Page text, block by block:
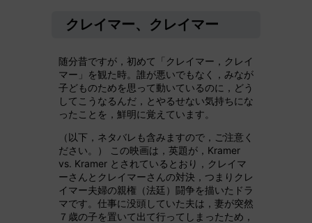
クレイマー、クレイマー
随分昔ですが，初めて「クレイマー，クレイ
マー」を観た時。誰が悪いでもなく，みなが
子どものためを思って動いているのに，どう
してこうなるんだ，とやるせない気持ちにな
ったことを，鮮明に覚えています。
（以下，ネタバレも含みますので，ご注意く
ださい。） この映画は，英題が，Kramer
vs. Kramer とされているとおり，クレイマ
ーさんとクレイマーさんの対決，つまりクレ
イマー夫婦の親権（法廷）闘争を描いたドラ
マです。仕事に没頭していた夫は，妻が突然
７歳の子を置いて出て行ってしまったため，